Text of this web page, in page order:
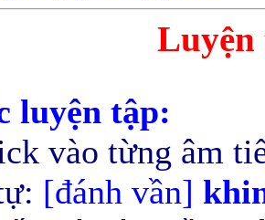
Luyện
luyện tập:
vào từng âm
[đánh vần]